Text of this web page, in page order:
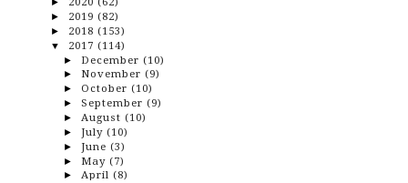
► 2019 (82)
► 2018 (153)
▼ 2017 (114)
► December (10)
► November (9)
► October (10)
► September (9)
► August (10)
► July (10)
► June (3)
► May (7)
► April (8)